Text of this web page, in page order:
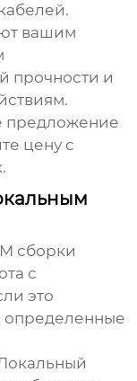
.
вашим
прочности и
предложение
цену с
сборки
с
это
определенные